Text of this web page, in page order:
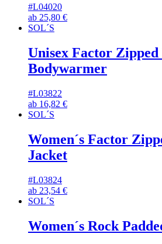
#L04020
ab 25,80 €
SOL´S
Unisex Factor Zipped
Bodywarmer
#L03822
ab 16,82 €
SOL´S
Women´s Factor
Jacket
#L03824
ab 23,54 €
SOL´S
Women´s Rock